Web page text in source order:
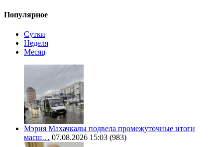
Популярное
Сутки
Неделя
Месяц
Мэрия Махачкалы подвела промежуточные итоги
масш… 07.08.2026 15:03 (983)